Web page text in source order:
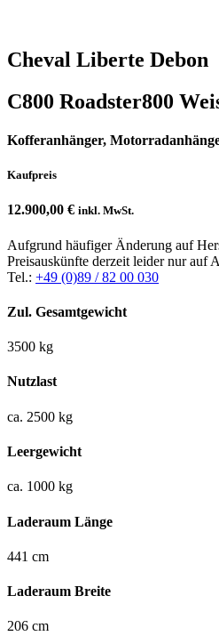
Cheval Liberte Debon
C800 Roadster800
Kofferanhänger,
Kaufpreis
12.900,00 € inkl. MwSt.
Aufgrund häufiger Änderung auf
Preisauskünfte derzeit leider nur auf
Tel.: +49 (0)89 / 82 00 030
Zul. Gesamtgewicht
3500 kg
Nutzlast
ca. 2500 kg
Leergewicht
ca. 1000 kg
Laderaum Länge
441 cm
Laderaum Breite
206 cm